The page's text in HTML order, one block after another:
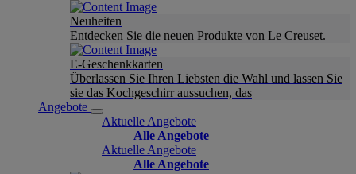
Neuheiten
Entdecken Sie die neuen Produkte von Le Creuset.
E-Geschenkkarten
Überlassen Sie Ihren Liebsten die Wahl und lassen Sie
sie das Kochgeschirr aussuchen, das
Angebote
Aktuelle Angebote
Alle Angebote
Aktuelle Angebote
Alle Angebote